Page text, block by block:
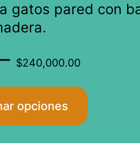
gatos pared con
– $240,000.00Price
opciones
tiene
múltiples
variantes.